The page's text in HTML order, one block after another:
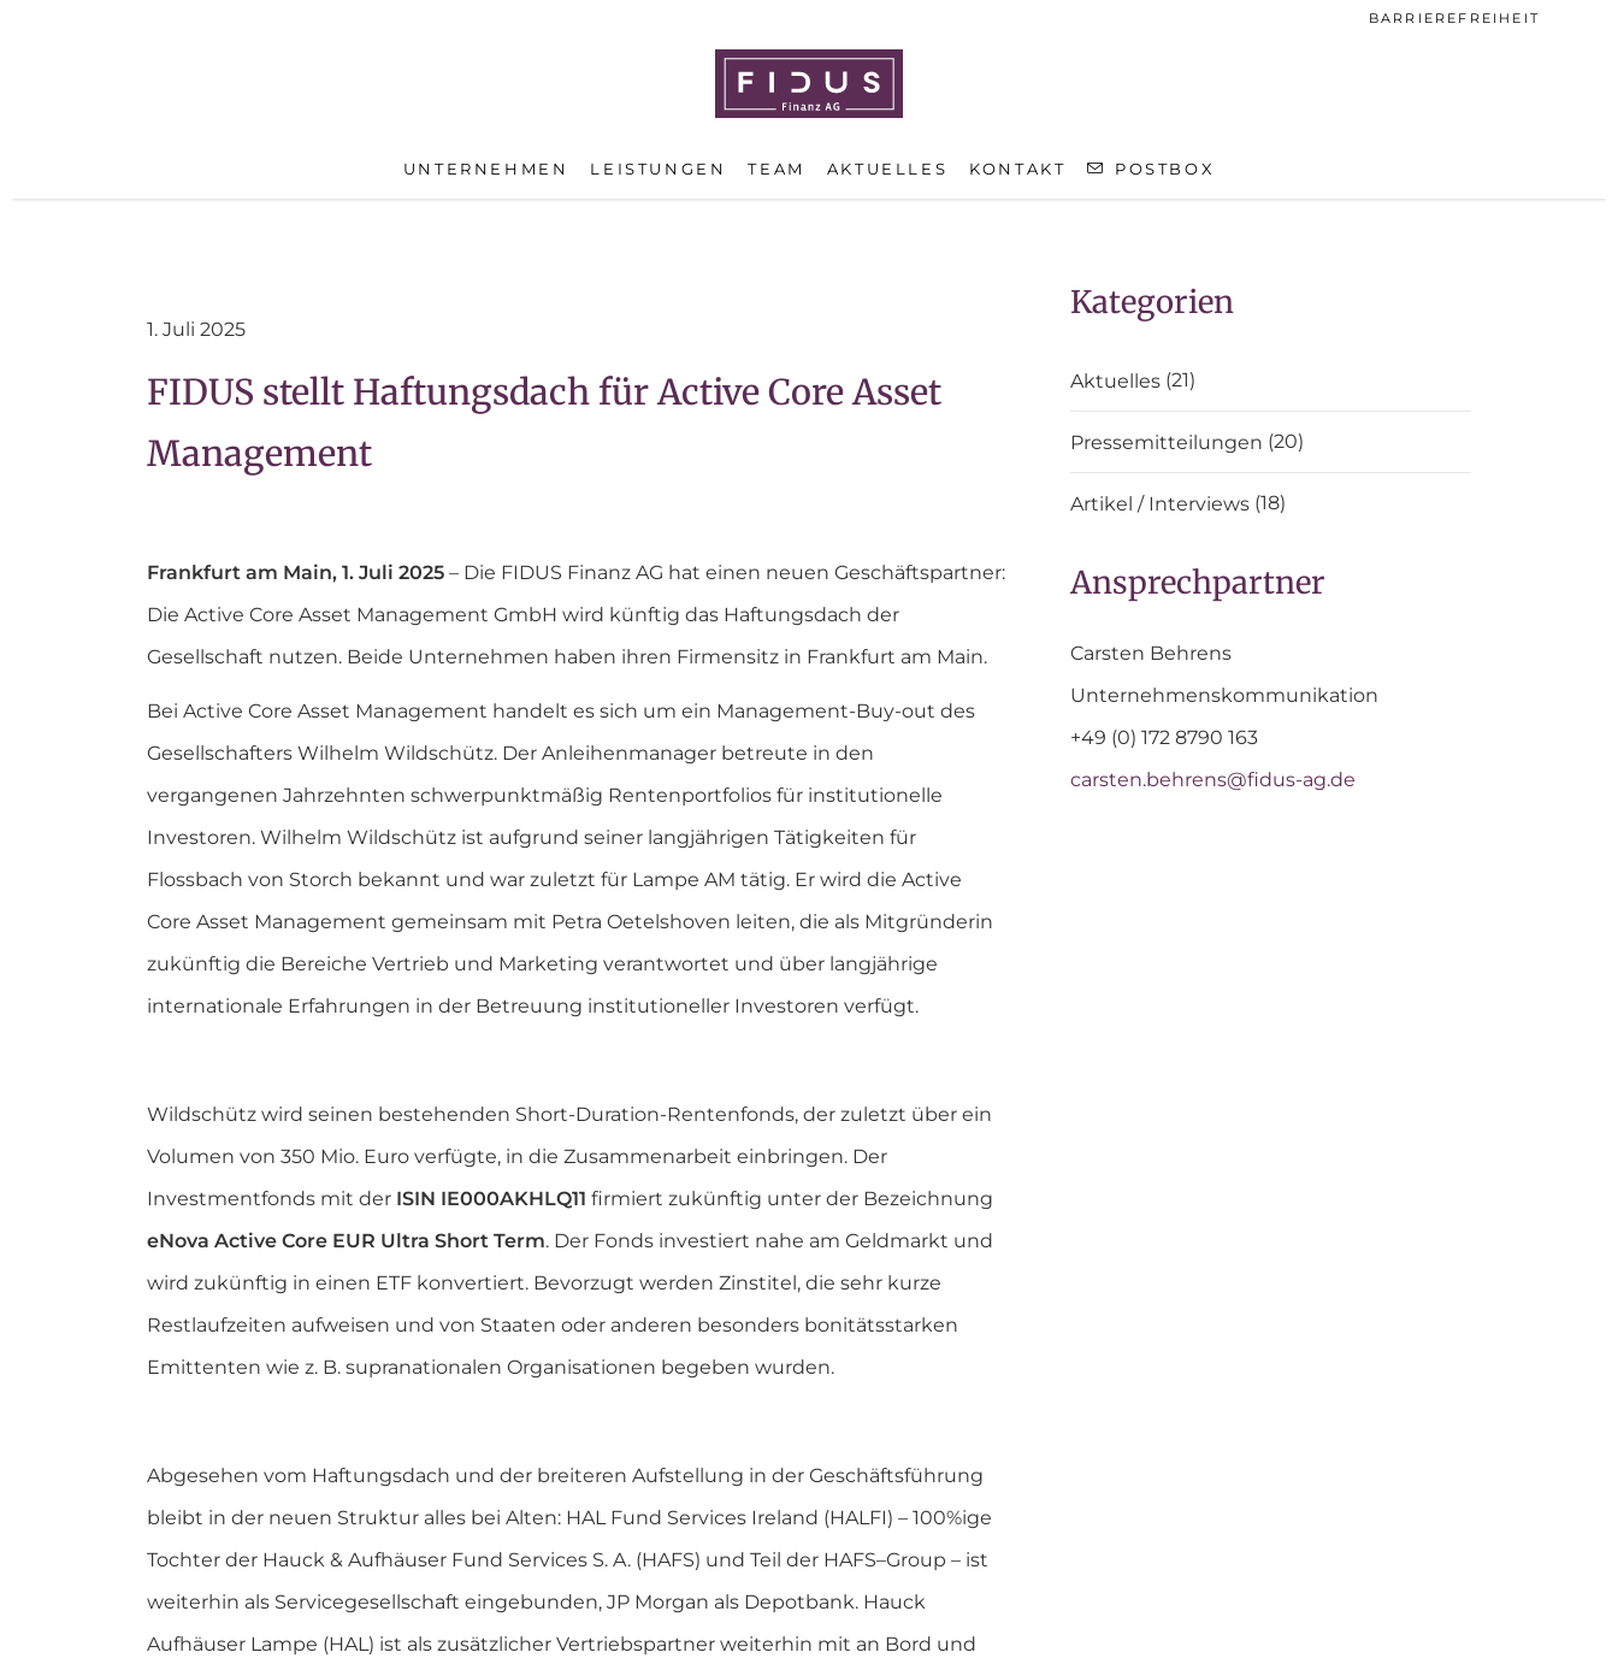
BARRIEREFREIHEIT
UNTERNEHMEN LEISTUNGEN TEAM AKTUELLES KONTAKT POSTBOX
1. Juli 2025
FIDUS stellt Haftungsdach für Active Core Asset
Management
Frankfurt am Main, 1. Juli 2025 – Die FIDUS Finanz AG hat einen neuen Geschäftspartner:
Die Active Core Asset Management GmbH wird künftig das Haftungsdach der
Gesellschaft nutzen. Beide Unternehmen haben ihren Firmensitz in Frankfurt am Main.
Bei Active Core Asset Management handelt es sich um ein Management-Buy-out des
Gesellschafters Wilhelm Wildschütz. Der Anleihenmanager betreute in den
vergangenen Jahrzehnten schwerpunktmäßig Rentenportfolios für institutionelle
Investoren. Wilhelm Wildschütz ist aufgrund seiner langjährigen Tätigkeiten für
Flossbach von Storch bekannt und war zuletzt für Lampe AM tätig. Er wird die Active
Core Asset Management gemeinsam mit Petra Oetelshoven leiten, die als Mitgründerin
zukünftig die Bereiche Vertrieb und Marketing verantwortet und über langjährige
internationale Erfahrungen in der Betreuung institutioneller Investoren verfügt.
Wildschütz wird seinen bestehenden Short-Duration-Rentenfonds, der zuletzt über ein
Volumen von 350 Mio. Euro verfügte, in die Zusammenarbeit einbringen. Der
Investmentfonds mit der ISIN IE000AKHLQ11 firmiert zukünftig unter der Bezeichnung
eNova Active Core EUR Ultra Short Term. Der Fonds investiert nahe am Geldmarkt und
wird zukünftig in einen ETF konvertiert. Bevorzugt werden Zinstitel, die sehr kurze
Restlaufzeiten aufweisen und von Staaten oder anderen besonders bonitätsstarken
Emittenten wie z. B. supranationalen Organisationen begeben wurden.
Abgesehen vom Haftungsdach und der breiteren Aufstellung in der Geschäftsführung
bleibt in der neuen Struktur alles bei Alten: HAL Fund Services Ireland (HALFI) – 100%ige
Tochter der Hauck & Aufhäuser Fund Services S. A. (HAFS) und Teil der HAFS–Group – ist
weiterhin als Servicegesellschaft eingebunden, JP Morgan als Depotbank. Hauck
Aufhäuser Lampe (HAL) ist als zusätzlicher Vertriebspartner weiterhin mit an Bord und
Kategorien
Aktuelles(21)
Pressemitteilungen (20)
Artikel / Interviews(18)
Ansprechpartner
Carsten Behrens
Unternehmenskommunikation
+49 (0) 172 8790 163
carsten.behrens@fidus-ag.de